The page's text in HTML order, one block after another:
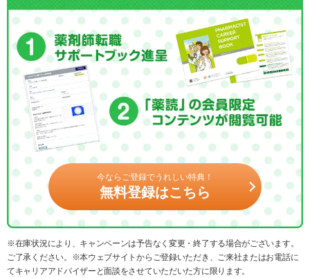
今ならご登録でうれしい特典！
無料登録はこちら
※在庫状況により、キャンペーンは予告なく変更・終了する場合がございます。
ご了承ください。※本ウェブサイトからご登録いただき、ご来社またはお電話に
てキャリアアドバイザーと面談をさせていただいた方に限ります。